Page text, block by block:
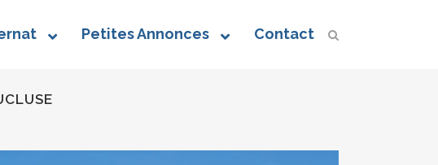
Petites Annonces Contact